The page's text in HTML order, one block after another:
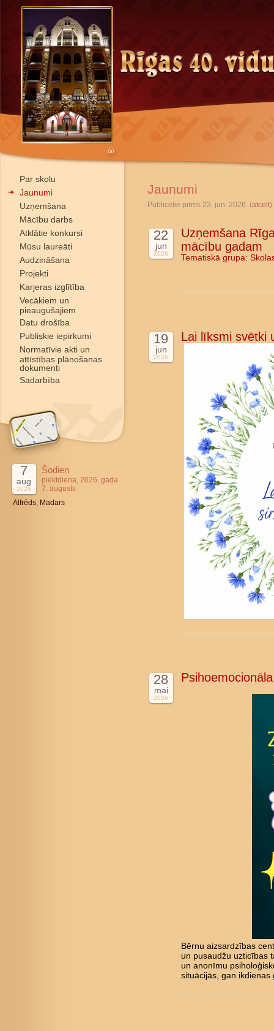
Par skolu
Jaunumi
Uzņemšana
Mācību darbs
Atklātie konkursi
Mūsu laureāti
Audzināšana
Projekti
Karjeras izglītība
Vecākiem un
pieaugušajiem
Datu drošība
Publiskie iepirkumi
Normatīvie akti un
attīstības plānošanas
dokumenti
Sadarbība
7
aug
2026
Šodien
piektdiena, 2026. gada
7. augusts
Alfrēds, Madars
Jaunumi
Publicētie pirms 23. jun. 2026. (atcelt)
22
jun
2026
Uzņemšana
mācību gadam
Tematiskā grupa:
19
jun
2026
Lai līksmi svētki
28
mai
2026
Bērnu aizsardzības
un pusaudžu uzticības
un anonīmu
situācijās, gan ikdienas